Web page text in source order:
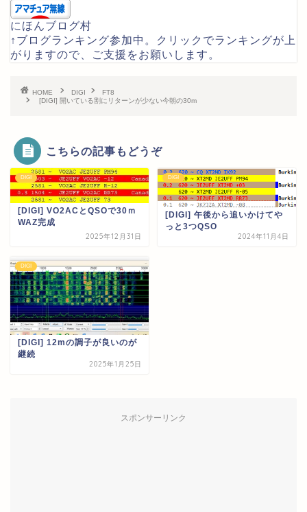
にほんブログ村
↑ブログランキング参加中。クリックでランキングが上
がりますので、ご支援をお願いします。
HOME DIGI
FT8
[DIGI] 開いている割にリターンが少ない今朝の30m
こちらの記事もどうぞ
DIGI
[DIGI] VO2ACとQSOで30ｍ
WAZ完成
2025年12月31日
DIGI
[DIGI] 午後から追いかけてや
っと3つQSO
2024年11月4日
DIGI
[DIGI] 12mの調子が良いのが
継続
2025年1月25日
スポンサーリンク